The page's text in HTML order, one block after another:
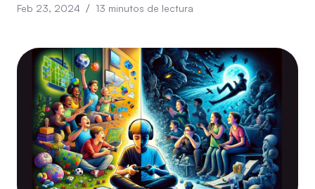
Feb 23, 2024 / 13 minutos de lectura